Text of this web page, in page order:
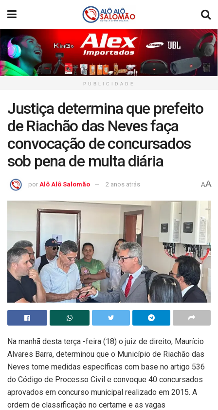
PUBLICIDADE
Justiça determina que prefeito
de Riachão das Neves faça
convocação de concursados
sob pena de multa diária
por Alô Alô Salomão 2 anos atrás AA
Na manhã desta terça -feira (18) o juiz de direito, Maurício
Alvares Barra, determinou que o Município de Riachão das
Neves tome medidas específicas com base no artigo 536
do Código de Processo Civil e convoque 40 concursados
aprovados em concurso municipal realizado em 2015. A
ordem de classificação no certame e as vagas